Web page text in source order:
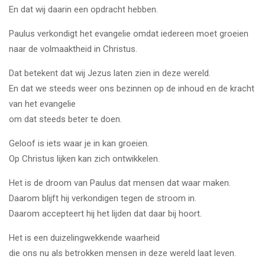
En dat wij daarin een opdracht hebben.
Paulus verkondigt het evangelie omdat iedereen moet groeien
naar de volmaaktheid in Christus.
Dat betekent dat wij Jezus laten zien in deze wereld.
En dat we steeds weer ons bezinnen op de inhoud en de kracht
van het evangelie
om dat steeds beter te doen.
Geloof is iets waar je in kan groeien.
Op Christus lijken kan zich ontwikkelen.
Het is de droom van Paulus dat mensen dat waar maken.
Daarom blijft hij verkondigen tegen de stroom in.
Daarom accepteert hij het lijden dat daar bij hoort.
Het is een duizelingwekkende waarheid
die ons nu als betrokken mensen in deze wereld laat leven.